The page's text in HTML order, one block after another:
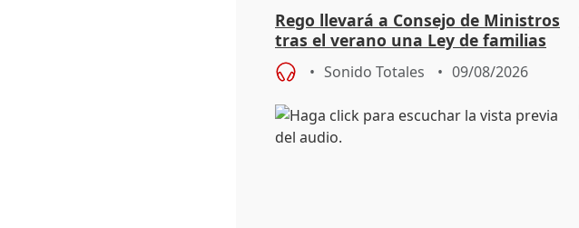
Rego llevará a Consejo de Ministros
tras el verano una Ley de familias
acogedoras
Sonido Totales 09/08/2026